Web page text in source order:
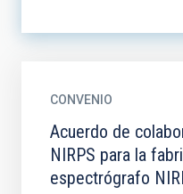
CONVENIO
Acuerdo de
NIRPS para la
espectrógrafo